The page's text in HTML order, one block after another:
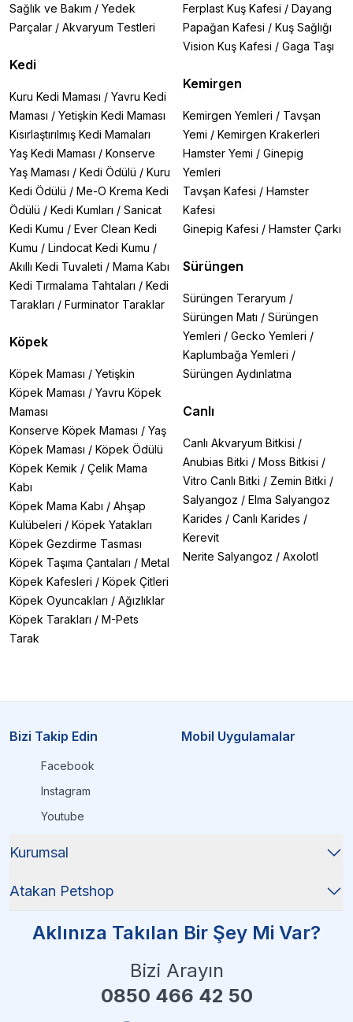
Sağlık ve Bakım / Yedek
Parçalar / Akvaryum Testleri
Kedi
Kuru Kedi Maması / Yavru Kedi
Maması / Yetişkin Kedi Maması
Kısırlaştırılmış Kedi Mamaları
Yaş Kedi Maması / Konserve
Yaş Maması / Kedi Ödülü / Kuru
Kedi Ödülü / Me-O Krema Kedi
Ödülü / Kedi Kumları / Sanicat
Kedi Kumu / Ever Clean Kedi
Kumu / Lindocat Kedi Kumu /
Akıllı Kedi Tuvaleti / Mama Kabı
Kedi Tırmalama Tahtaları / Kedi
Tarakları / Furminator Taraklar
Köpek
Köpek Maması / Yetişkin
Köpek Maması / Yavru Köpek
Maması
Konserve Köpek Maması / Yaş
Köpek Maması / Köpek Ödülü
Köpek Kemik / Çelik Mama
Kabı
Köpek Mama Kabı / Ahşap
Kulübeleri / Köpek Yatakları
Köpek Gezdirme Tasması
Köpek Taşıma Çantaları / Metal
Köpek Kafesleri / Köpek Çitleri
Köpek Oyuncakları / Ağızlıklar
Köpek Tarakları / M-Pets
Tarak
Ferplast Kuş Kafesi / Dayang
Papağan Kafesi / Kuş Sağlığı
Vision Kuş Kafesi / Gaga Taşı
Kemirgen
Kemirgen Yemleri / Tavşan
Yemi / Kemirgen Krakerleri
Hamster Yemi / Ginepig
Yemleri
Tavşan Kafesi / Hamster
Kafesi
Ginepig Kafesi / Hamster Çarkı
Sürüngen
Sürüngen Teraryum /
Sürüngen Matı / Sürüngen
Yemleri / Gecko Yemleri /
Kaplumbağa Yemleri /
Sürüngen Aydınlatma
Canlı
Canlı Akvaryum Bitkisi /
Anubias Bitki / Moss Bitkisi /
Vitro Canlı Bitki / Zemin Bitki /
Salyangoz / Elma Salyangoz
Karides / Canlı Karides /
Kerevit
Nerite Salyangoz / Axolotl
Bizi Takip Edin
Facebook
Instagram
Youtube
Mobil Uygulamalar
Kurumsal
Atakan Petshop
Aklınıza Takılan Bir Şey Mi Var?
Bizi Arayın
0850 466 42 50